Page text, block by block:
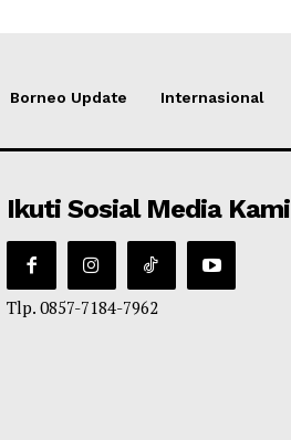
Borneo Update Internasional
Ikuti Sosial Media Kami
Tlp. 0857-7184-7962